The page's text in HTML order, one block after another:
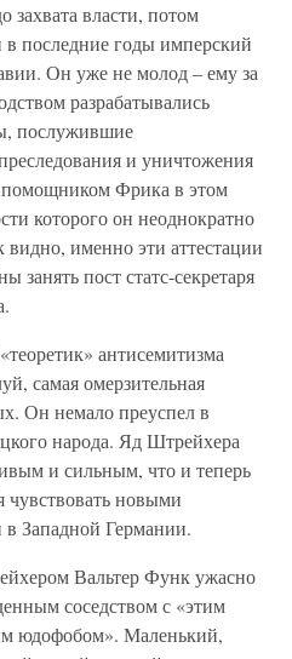
захвата власти, потом
последние годы имперский
Он уже не молод – ему за
разрабатывались
послужившие
и уничтожения
Фрика в этом
которого он неоднократно
видно, именно эти аттестации
занять пост статс-секретаря
антисемитизма
самая омерзительная
Он немало преуспел в
народа. Яд Штрейхера
и сильным, что и теперь
чувствовать новыми
Западной Германии.
Вальтер Функ ужасно
соседством с «этим
юдофобом». Маленький,